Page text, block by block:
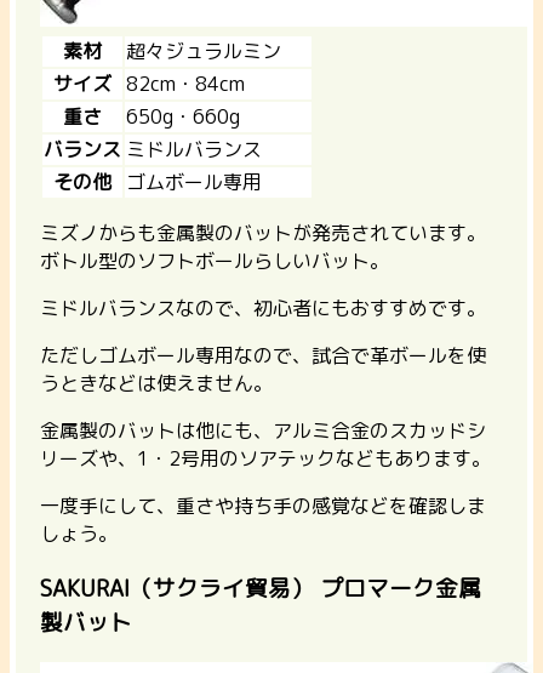
素材
超々ジュラルミン
サイズ 82cm・84cm
重さ
650g・660g
バランス ミドルバランス
その他
ゴムボール専用
ミズノからも金属製のバットが発売されています。
ボトル型のソフトボールらしいバット。
ミドルバランスなので、初心者にもおすすめです。
ただしゴムボール専用なので、試合で革ボールを使
うときなどは使えません。
金属製のバットは他にも、アルミ合金のスカッドシ
リーズや、1・2号用のソアテックなどもあります。
一度手にして、重さや持ち手の感覚などを確認しま
しょう。
SAKURAI（サクライ貿易） プロマーク金属
製バット